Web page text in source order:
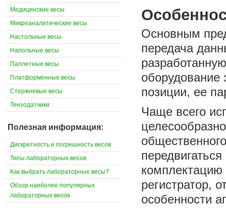
Основным
передача
оборудование
позиции, ее
Чаще всего
комплектацию
регистратор,
особенности
Медицинские весы
Микроаналитические весы
Настольные весы
Напольные весы
Паллетные весы
Платформенные весы
Стержневые весы
Тензодатчики
Полезная информация:
Дискретность и погрешность весов
Типы лабораторных весов
Как выбрать лабораторные весы?
Обзор наиболее популярных
лабораторных весов